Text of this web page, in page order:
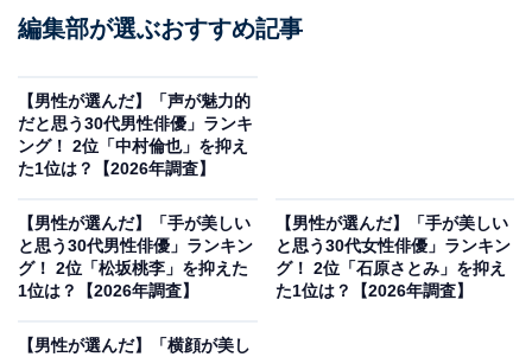
のエレガントな魅力を引き立てています。多彩な才能で
回答者コメント
見たときの鼻筋や口元のバランスがとてもきれいだ
から」（50代男性／青森県）
編集部が選ぶおすすめ記事
【男性が選んだ】「声が魅力的
だと思う30代男性俳優」ランキ
ング！ 2位「中村倫也」を抑え
た1位は？【2026年調査】
【男性が選んだ】「手が美しい
と思う30代男性俳優」ランキン
グ！ 2位「松坂桃李」を抑えた
1位は？【2026年調査】
【男性が選んだ】「手が美しい
と思う30代女性俳優」ランキン
グ！ 2位「石原さとみ」を抑え
た1位は？【2026年調査】
【男性が選んだ】「横顔が美し